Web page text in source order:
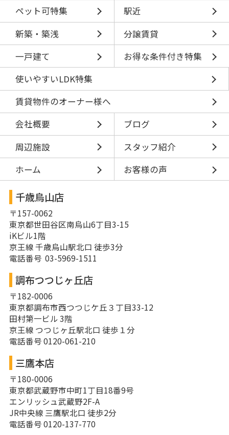
ペット可特集
駅近
新築・築浅
分譲賃貸
一戸建て
お得な条件付き特集
使いやすいLDK特集
賃貸物件のオーナー様へ
会社概要
ブログ
周辺施設
スタッフ紹介
ホーム
お客様の声
千歳烏山店
〒157-0062
東京都世田谷区南烏山6丁目3-15
iKビル1階
京王線 千歳烏山駅北口 徒歩3分
電話番号 03-5969-1511
調布つつじヶ丘店
〒182-0006
東京都調布市西つつじケ丘３丁目33-12
田村第一ビル 3階
京王線 つつじヶ丘駅北口 徒歩１分
電話番号 0120-061-210
三鷹本店
〒180-0006
東京都武蔵野市中町1丁目18番9号
エンリッシュ武蔵野2F-A
JR中央線 三鷹駅北口 徒歩2分
電話番号 0120-137-770